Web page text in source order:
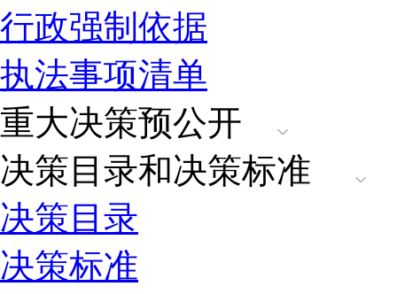
行政强制依据
执法事项清单
重大决策预公开
决策目录和决策标准
决策目录
决策标准